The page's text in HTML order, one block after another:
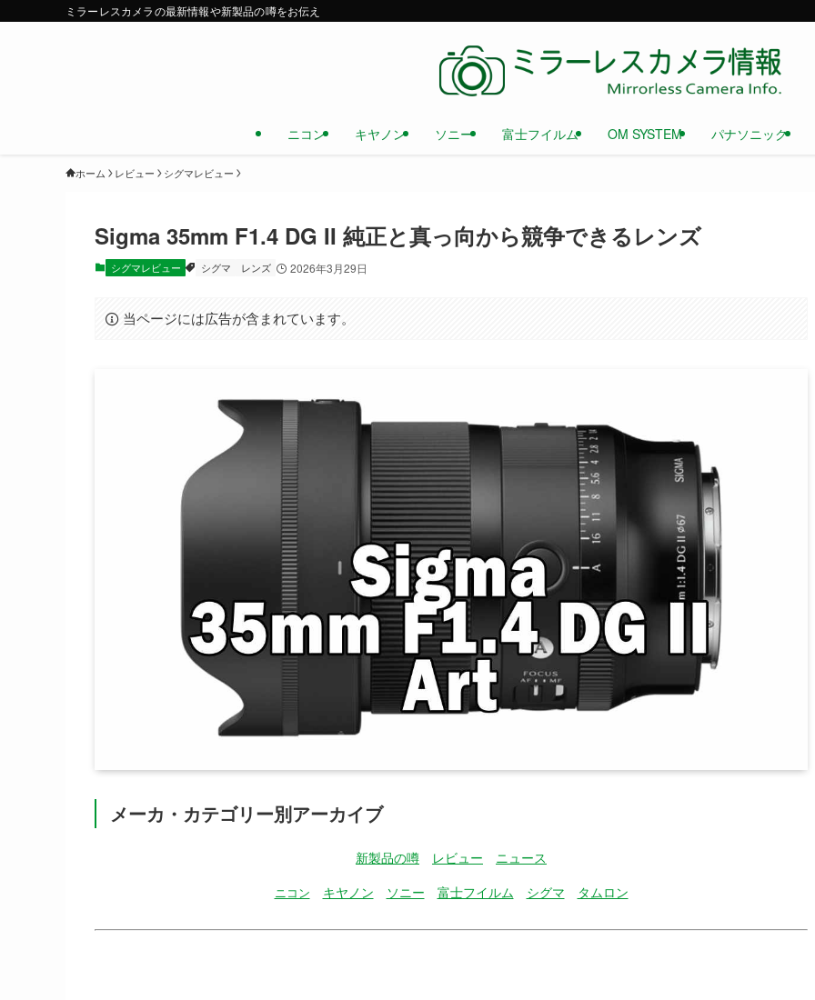
ミラーレスカメラの最新情報や新製品の噂をお伝え
ニコン キヤノン ソニー 富士フイルム OM SYSTEM パナソニック
ホーム レビュー シグマレビュー
Sigma 35mm F1.4 DG II 純正と真っ向から競争できるレンズ
シグマレビュー シグマ レンズ 2026年3月29日
当ページには広告が含まれています。
メーカ・カテゴリー別アーカイブ
新製品の噂 レビュー ニュース
ニコン キヤノン ソニー 富士フイルム シグマ タムロン